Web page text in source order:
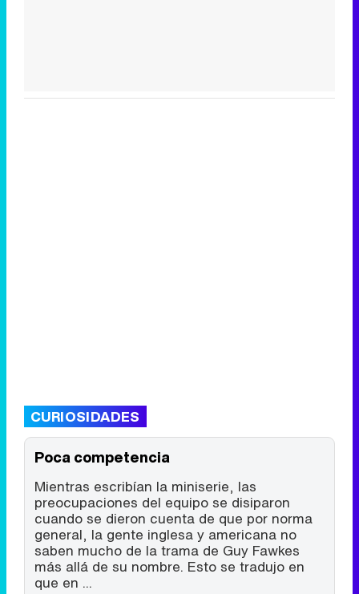
CURIOSIDADES
Poca competencia
Mientras escribían la miniserie, las
preocupaciones del equipo se disiparon
cuando se dieron cuenta de que por norma
general, la gente inglesa y americana no
saben mucho de la trama de Guy Fawkes
más allá de su nombre. Esto se tradujo en
que en ...